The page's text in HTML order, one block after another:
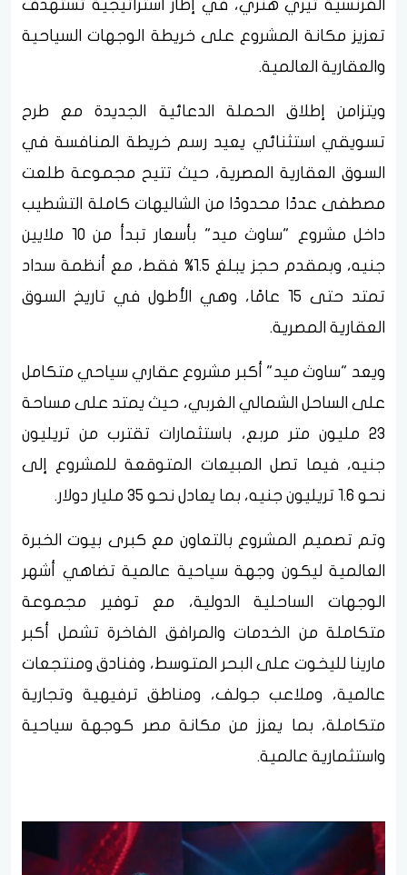
الفرنسية تيري هنري، في إطار استراتيجية تستهدف
تعزيز مكانة المشروع على خريطة الوجهات السياحية
والعقارية العالمية.
ويتزامن إطلاق الحملة الدعائية الجديدة مع طرح
تسويقي استثنائي يعيد رسم خريطة المنافسة في
السوق العقارية المصرية، حيث تتيح مجموعة طلعت
مصطفى عددًا محدودًا من الشاليهات كاملة التشطيب
داخل مشروع "ساوث ميد" بأسعار تبدأ من 10 ملايين
جنيه، وبمقدم حجز يبلغ 1.5% فقط، مع أنظمة سداد
تمتد حتى 15 عامًا، وهي الأطول في تاريخ السوق
العقارية المصرية.
ويعد "ساوث ميد" أكبر مشروع عقاري سياحي متكامل
على الساحل الشمالي الغربي، حيث يمتد على مساحة
23 مليون متر مربع، باستثمارات تقترب من تريليون
جنيه، فيما تصل المبيعات المتوقعة للمشروع إلى
نحو 1.6 تريليون جنيه، بما يعادل نحو 35 مليار دولار.
وتم تصميم المشروع بالتعاون مع كبرى بيوت الخبرة
العالمية ليكون وجهة سياحية عالمية تضاهي أشهر
الوجهات الساحلية الدولية، مع توفير مجموعة
متكاملة من الخدمات والمرافق الفاخرة تشمل أكبر
مارينا لليخوت على البحر المتوسط، وفنادق ومنتجعات
عالمية، وملاعب جولف، ومناطق ترفيهية وتجارية
متكاملة، بما يعزز من مكانة مصر كوجهة سياحية
واستثمارية عالمية.